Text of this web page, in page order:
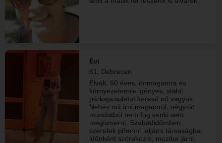
Évi
61, Debrecen
Elvált, 60 éves, önmagamra és
környezetemre igényes, stabil
párkapcsolatot kereső nő vagyok.
Nehéz mit írni magamról, négy-öt
mondatból nem fog senki sem
megismerni. Szabadidőmben
szeretek pihenni, eljárni társaságba,
időnként szórakozni, moziba járni,